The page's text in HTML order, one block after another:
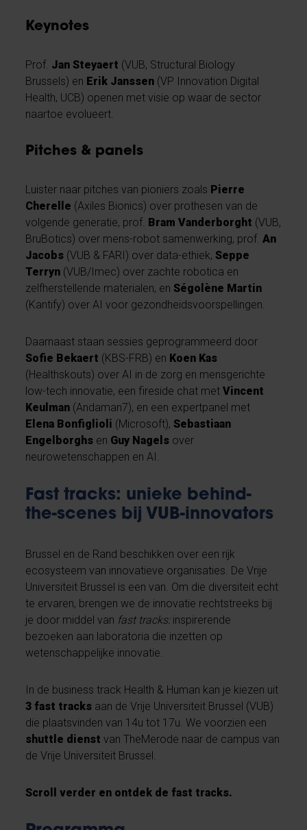
Keynotes
Prof. Jan Steyaert (VUB, Structural Biology
Brussels) en Erik Janssen (VP Innovation Digital
Health, UCB) openen met visie op waar de sector
naartoe evolueert.
Pitches & panels
Luister naar pitches van pioniers zoals Pierre
Cherelle (Axiles Bionics) over prothesen van de
volgende generatie, prof. Bram Vanderborght (VUB,
BruBotics) over mens-robot samenwerking, prof.An
Jacobs (VUB & FARI) over data-ethiek,Seppe
Terryn (VUB/Imec) over zachte robotica en
zelfherstellende materialen, enSégolène Martin
(Kantify) over AI voor gezondheidsvoorspellingen.
Daarnaast staan sessies geprogrammeerd door
Sofie Bekaert (KBS-FRB) en Koen Kas
(Healthskouts) over AI in de zorg en mensgerichte
low-tech innovatie, een fireside chat metVincent
Keulman (Andaman7), en een expertpanel met
Elena Bonfiglioli (Microsoft),Sebastiaan
Engelborghs en Guy Nagels over
neurowetenschappen en AI.
Fast tracks: unieke behind-
the-scenes bij VUB-innovators
Brussel en de Rand beschikken over een rijk
ecosysteem van innovatieve organisaties. De Vrije
Universiteit Brussel is een van. Om die diversiteit echt
te ervaren, brengen we de innovatie rechtstreeks bij
je door middel van fast tracks: inspirerende
bezoeken aan laboratoria die inzetten op
wetenschappelijke innovatie.
In de business track Health & Human kan je kiezen uit
3 fast tracks aan de Vrije Universiteit Brussel (VUB)
die plaatsvinden van 14u tot 17u. We voorzien een
shuttle dienst van TheMerode naar de campus van
de Vrije Universiteit Brussel.
Scroll verder en ontdek de fast tracks.